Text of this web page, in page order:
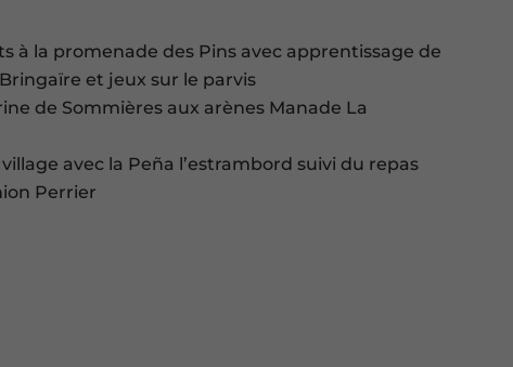
à la promenade des Pins avec apprentissage de
et jeux sur le parvis
de Sommières aux arènes Manade La
avec la Peña l’estrambord suivi du repas
Perrier